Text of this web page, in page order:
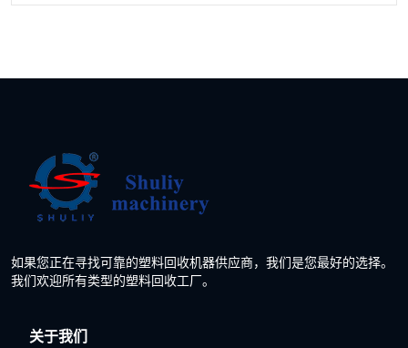
如果您正在寻找可靠的塑料回收机器供应商，我们是您最好的选择。
我们欢迎所有类型的塑料回收工厂。
关于我们